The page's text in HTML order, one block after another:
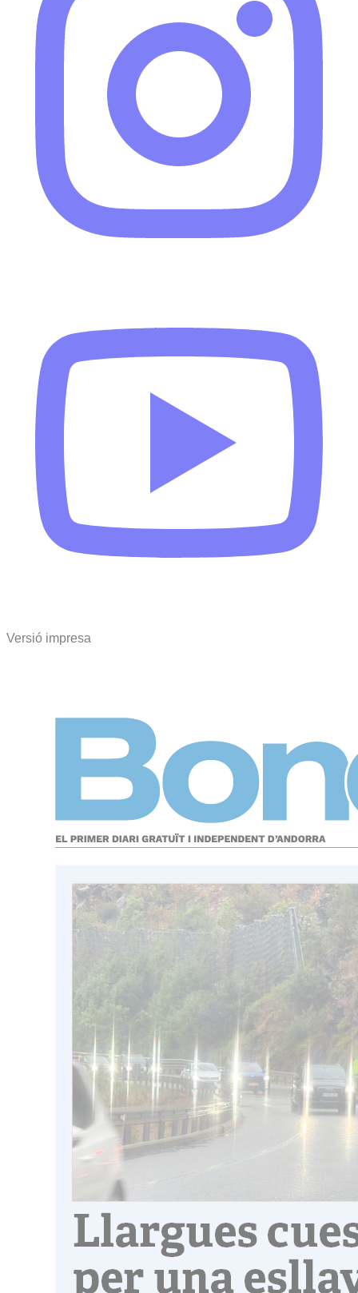
Versió impresa